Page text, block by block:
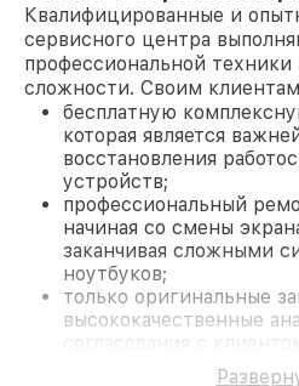
Квалифицированные и
сервисного центра
профессиональной техники
сложности. Своим
бесплатную
которая является
восстановления
устройств;
профессиональный
начиная со смены
заканчивая сложными
ноутбуков;
только оригинальные
высококачественные
согласования с
На все работы и